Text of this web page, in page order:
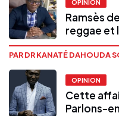
OPINION
Ramsès
reggae et
PAR DR KANATÉ DAHOUDA
OPINION
Cette
Parlons-